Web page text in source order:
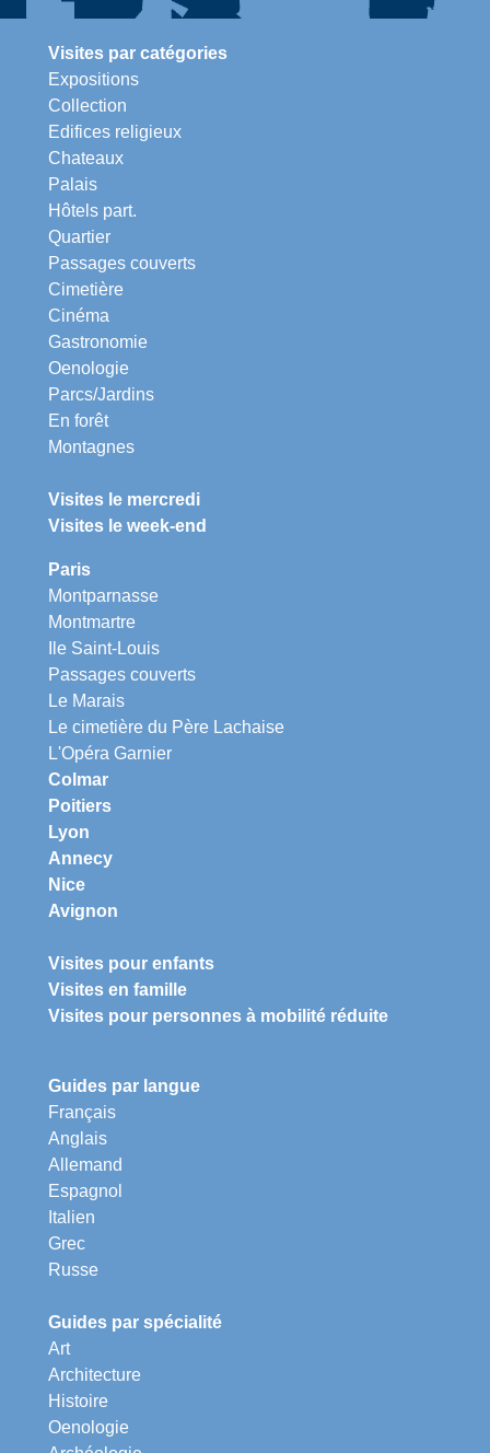
Visites par catégories
Expositions
Collection
Edifices religieux
Chateaux
Palais
Hôtels part.
Quartier
Passages couverts
Cimetière
Cinéma
Gastronomie
Oenologie
Parcs/Jardins
En forêt
Montagnes
Visites le mercredi
Visites le week-end
Paris
Montparnasse
Montmartre
Ile Saint-Louis
Passages couverts
Le Marais
Le cimetière du Père Lachaise
L'Opéra Garnier
Colmar
Poitiers
Lyon
Annecy
Nice
Avignon
Visites pour enfants
Visites en famille
Visites pour personnes à mobilité réduite
Guides par langue
Français
Anglais
Allemand
Espagnol
Italien
Grec
Russe
Guides par spécialité
Art
Architecture
Histoire
Oenologie